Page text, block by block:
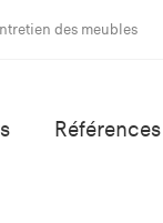
des meubles
Références